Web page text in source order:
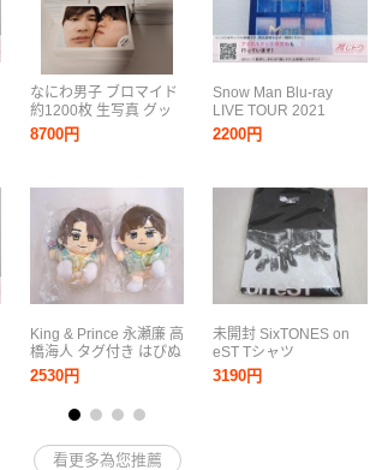
なにわ男子 ブロマイド
約1200枚 生写真 グッ
ズ 公式 STARTO ジャニ
ーズ 西畑大吾 大西流星
8700円
King & Prince 永瀬廉 高
橋海人 タグ付き はぴぬ
い マスコット 2点 グッ
ズセット 中古品
2530円
Snow Man Blu-ray
LIVE TOUR 2021
Mania 初回盤 3BD [良
2200円
未開封 SixTONES on
eST Tシャツ
3190円
看更多為您推薦